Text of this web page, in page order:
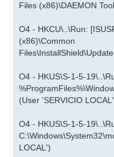
Files (x86)\DAEMON
O4 - HKCU\..\Run:
(x86)\Common
O4 - HKUS\S-1-5-
(User 'SERVICIO
O4 - HKUS\S-1-5-
LOCAL')